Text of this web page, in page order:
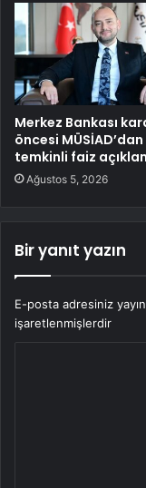
Merkez Bankası
öncesi MÜSİAD’dan
temkinli faiz
Ağustos 5, 2026
Bir yanıt yazın
E-posta adresiniz
işaretlenmişlerdir